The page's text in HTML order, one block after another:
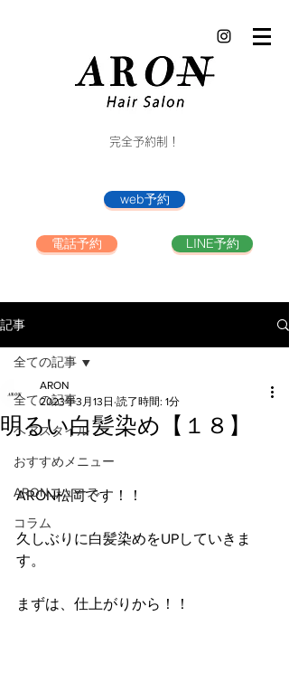
完全予約制！
web予約
電話予約 LINE予約
記事
全ての記事
ヘアスタイル
おすすめメニュー
ARONニュース
コラム
全ての記事
明るい白髪染め【１８】
ARON
2023年3月13日 読了時間: 1分
ARON松岡です！！
久しぶりに白髪染めをUPしていきま
す。
まずは、仕上がりから！！